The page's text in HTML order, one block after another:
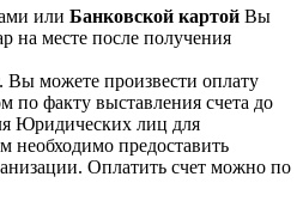
или Банковской картой Вы
на месте после получения
Вы можете произвести оплату
по факту выставления счета до
Юридических лиц для
необходимо предоставить
Оплатить счет можно по